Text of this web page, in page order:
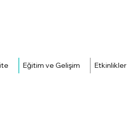
Eğitim ve Gelişim Etkinlikler